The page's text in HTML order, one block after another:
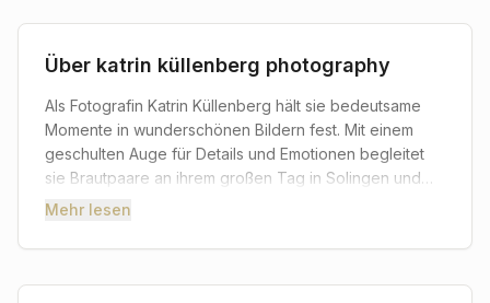
Über katrin küllenberg photography
Als Fotografin Katrin Küllenberg hält sie bedeutsame
Momente in wunderschönen Bildern fest. Mit einem
geschulten Auge für Details und Emotionen begleitet
sie Brautpaare an ihrem großen Tag in Solingen und
Umgebung. Ihr Ziel ist es, die Liebe, Freude und
und zeitlos einzufangen, sodass Sie diese
Mehr lesen